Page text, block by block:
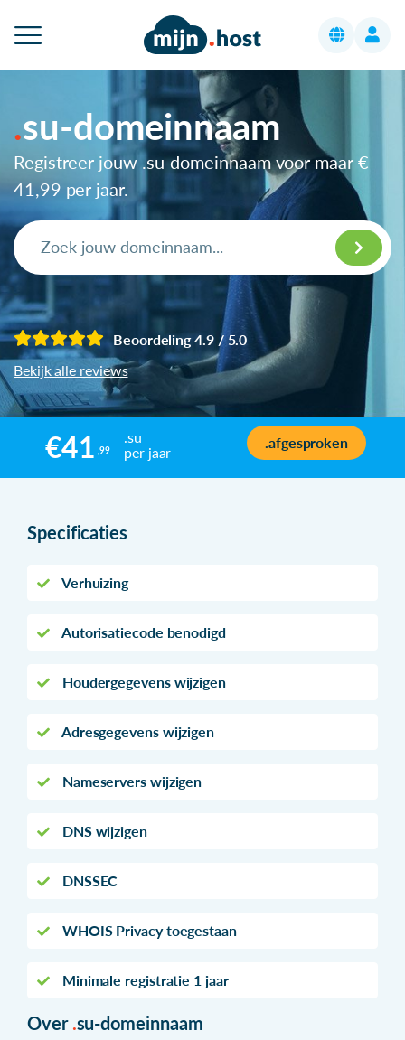
su-domeinnaam
Registreer jouw .su-domeinnaam voor maar €
41,99 per jaar.
Beoordeling 4.9 / 5.0
Bekijk alle reviews
€41 ,99
.su
per jaar
.afgesproken
Specificaties
Verhuizing
Autorisatiecode benodigd
Houdergegevens wijzigen
Adresgegevens wijzigen
Nameservers wijzigen
DNS wijzigen
DNSSEC
WHOIS Privacy toegestaan
Minimale registratie 1 jaar
Over .su-domeinnaam